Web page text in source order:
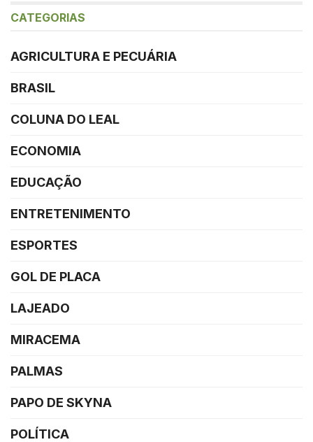
CATEGORIAS
AGRICULTURA E PECUÁRIA
BRASIL
COLUNA DO LEAL
ECONOMIA
EDUCAÇÃO
ENTRETENIMENTO
ESPORTES
GOL DE PLACA
LAJEADO
MIRACEMA
PALMAS
PAPO DE SKYNA
POLÍTICA